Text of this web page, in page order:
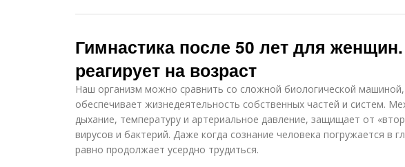
Гимнастика после 50 лет для
реагирует на возраст
Наш организм можно сравнить со сложной биологической
обеспечивает жизнедеятельность собственных частей и систем.
дыхание, температуру и артериальное давление, защищает от
вирусов и бактерий. Даже когда сознание человека погружается в
равно продолжает усердно трудиться.